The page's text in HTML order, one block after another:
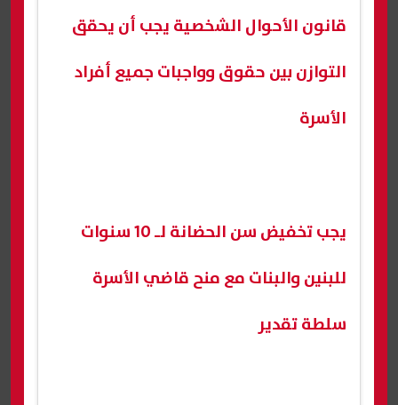
قانون الأحوال الشخصية يجب أن يحقق
التوازن بين حقوق وواجبات جميع أفراد
الأسرة
يجب تخفيض سن الحضانة لـ 10 سنوات
للبنين والبنات مع منح قاضي الأسرة
سلطة تقدير